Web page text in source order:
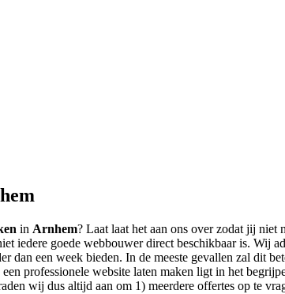
in Arnhem? Laat laat het aan ons over zodat jij niet
iedere goede webbouwer direct beschikbaar is. Wij
dan een week bieden. In de meeste gevallen zal dit
professionele website laten maken ligt in het
wij dus altijd aan om 1) meerdere offertes op te